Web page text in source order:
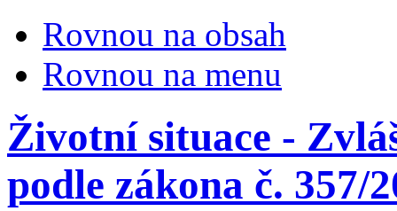
Rovnou na obsah
Rovnou na menu
Životní situace -
podle zákona č. 357/